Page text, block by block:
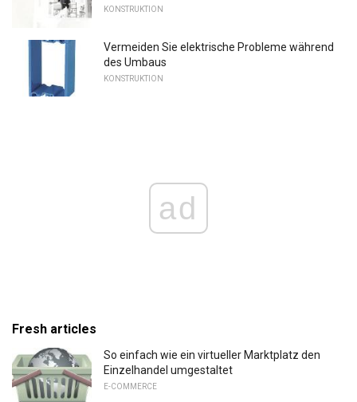
KONSTRUKTION
Vermeiden Sie elektrische Probleme während
des Umbaus
KONSTRUKTION
ad
Fresh articles
So einfach wie ein virtueller Marktplatz den
Einzelhandel umgestaltet
E-COMMERCE